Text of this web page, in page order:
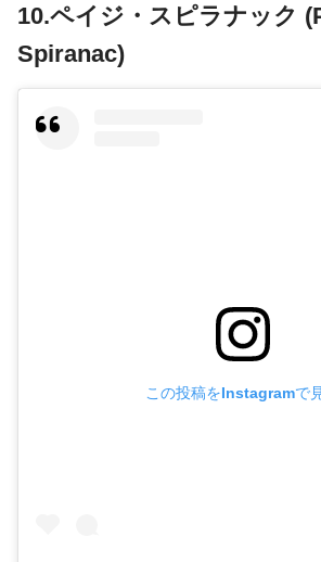
10.ペイジ・スピラナック
Spiranac)
この投稿をInstagramで